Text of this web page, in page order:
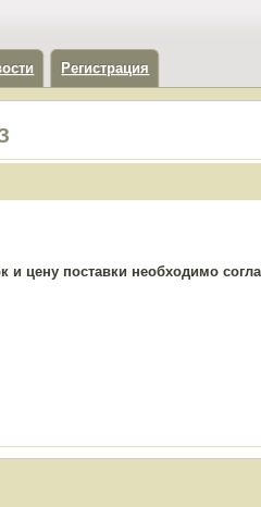
Регистрация
и цену поставки необходимо